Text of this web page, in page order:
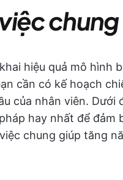
chung
hiệu quả mô hình
cần có kế hoạch
của nhân viên. Dưới
hay nhất để đảm
chung giúp tăng